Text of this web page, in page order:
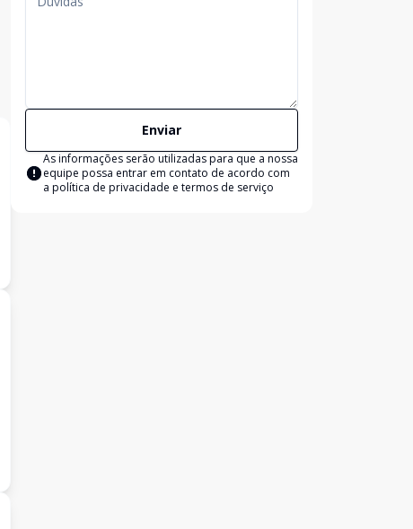
Enviar
As informações serão utilizadas para que a nossa
equipe possa entrar em contato de acordo com
a política de privacidade e termos de serviço